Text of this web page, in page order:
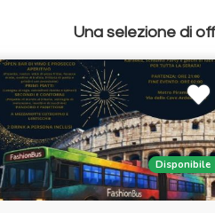
Una selezione di
Disponibile